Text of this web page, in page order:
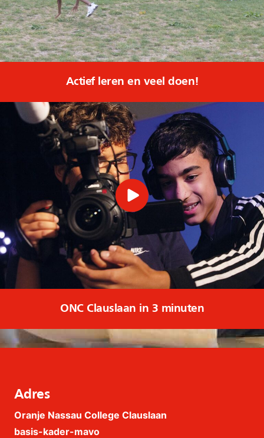
Actief leren en veel doen!
ONC Clauslaan in 3 minuten
Adres
Oranje Nassau College Clauslaan
basis-kader-mavo